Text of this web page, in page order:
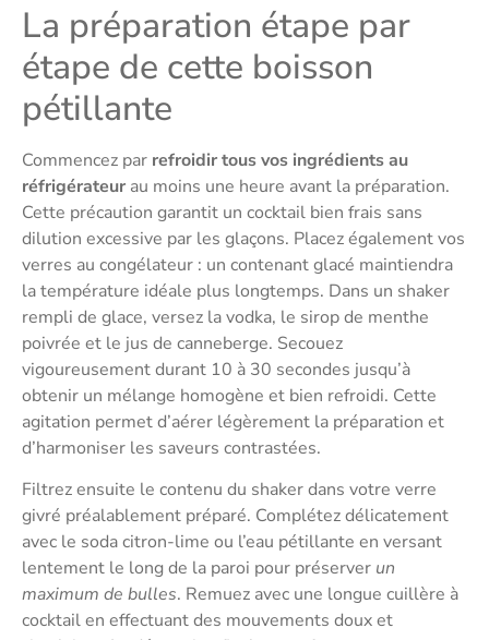
La préparation étape par
étape de cette boisson
pétillante
Commencez par refroidir tous vos ingrédients au
réfrigérateur au moins une heure avant la préparation.
Cette précaution garantit un cocktail bien frais sans
dilution excessive par les glaçons. Placez également vos
verres au congélateur : un contenant glacé maintiendra
la température idéale plus longtemps. Dans un shaker
rempli de glace, versez la vodka, le sirop de menthe
poivrée et le jus de canneberge. Secouez
vigoureusement durant 10 à 30 secondes jusqu’à
obtenir un mélange homogène et bien refroidi. Cette
agitation permet d’aérer légèrement la préparation et
d’harmoniser les saveurs contrastées.
Filtrez ensuite le contenu du shaker dans votre verre
givré préalablement préparé. Complétez délicatement
avec le soda citron-lime ou l’eau pétillante en versant
lentement le long de la paroi pour préserver un
maximum de bulles. Remuez avec une longue cuillère à
cocktail en effectuant des mouvements doux et